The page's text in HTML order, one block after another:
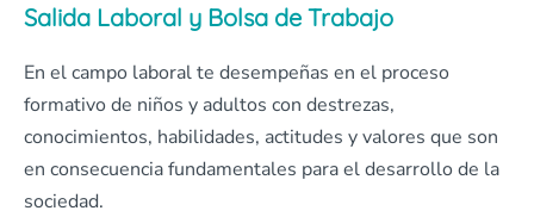
Salida Laboral y Bolsa de Trabajo
En el campo laboral te desempeñas en el proceso
formativo de niños y adultos con destrezas,
conocimientos, habilidades, actitudes y valores que son
en consecuencia fundamentales para el desarrollo de la
sociedad.